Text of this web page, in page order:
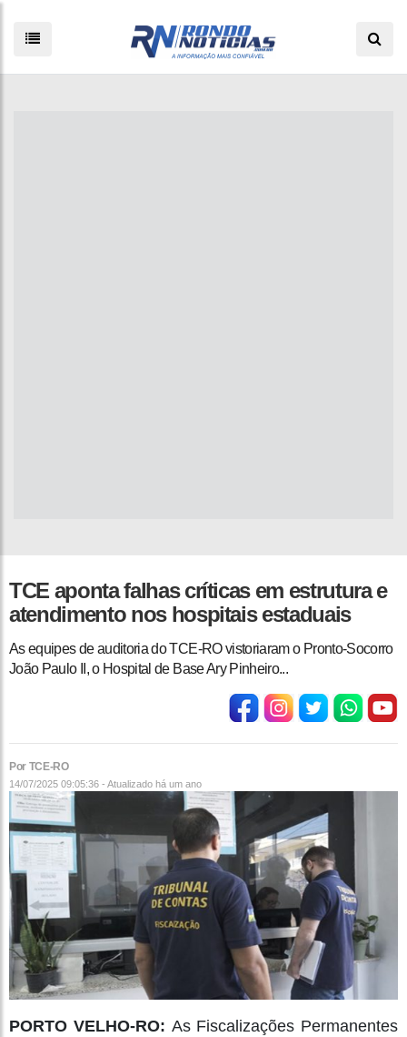
TCE aponta falhas críticas em estrutura e
atendimento nos hospitais estaduais
As equipes de auditoria do TCE-RO vistoriaram o Pronto-Socorro
João Paulo II, o Hospital de Base Ary Pinheiro...
Por TCE-RO
14/07/2025 09:05:36 - Atualizado há um ano
PORTO VELHO-RO: As Fiscalizações Permanentes